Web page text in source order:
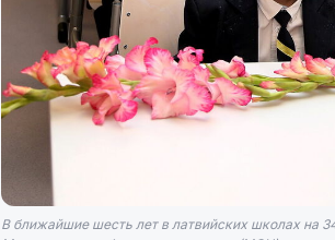
В ближайшие шесть лет в латвийских школах на